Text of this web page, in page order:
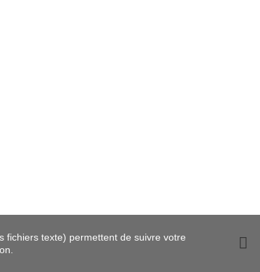
fichiers texte) permettent de suivre votre